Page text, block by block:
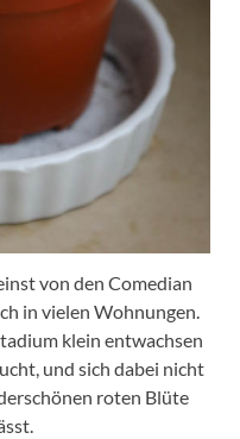
von den Comedian
in vielen Wohnungen.
klein entwachsen
und sich dabei nicht
roten Blüte